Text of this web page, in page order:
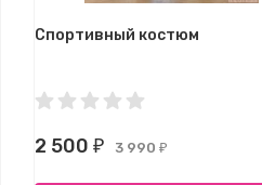
Спортивный костюм
2 500 ₽ 3 990 ₽